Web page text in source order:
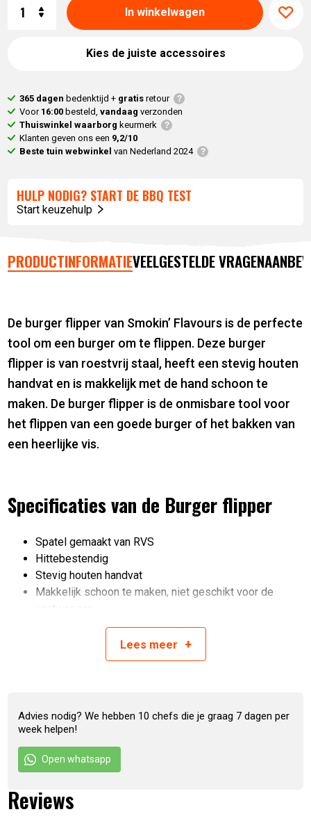
In winkelwagen
Kies de juiste accessoires
365 dagen bedenktijd + gratisretour
Voor 16:00 besteld,vandaag verzonden
Thuiswinkel waarborg keurmerk
Klanten geven ons een 9,2/10
Beste tuin webwinkel van Nederland 2024
HULP NODIG? START DE BBQ TEST
Start keuzehulp
PRODUCTINFORMATIEVEELGESTELDE VRAGEN
De burger flipper van Smokin’ Flavours is de perfecte
tool om een burger om te flippen. Deze burger
flipper is van roestvrij staal, heeft een stevig houten
handvat en is makkelijk met de hand schoon te
maken. De burger flipper is de onmisbare tool voor
het flippen van een goede burger of het bakken van
een heerlijke vis.
Specificaties van de Burger flipper
Spatel gemaakt van RVS
Hittebestendig
Stevig houten handvat
Makkelijk schoon te maken, niet geschikt voor de
vaatwasser
6017435668631
Lees meer +
Advies nodig? We hebben 10 chefs die je graag 7 dagen per
week helpen!
Open whatsapp
Reviews